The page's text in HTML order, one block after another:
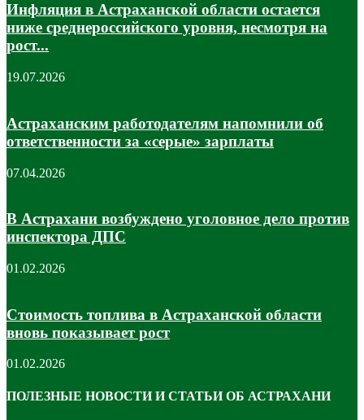
Инфляция в Астраханской области остается
ниже среднероссийского уровня, несмотря на
рост...
19.07.2026
Астраханским работодателям напомнили об
ответственности за «серые» зарплаты
07.04.2026
В Астрахани возбуждено уголовное дело против
инспектора ДПС
01.02.2026
Стоимость топлива в Астраханской области
вновь показывает рост
01.02.2026
ПОЛЕЗНЫЕ НОВОСТИ И СТАТЬИ ОБ АСТРАХАНИ